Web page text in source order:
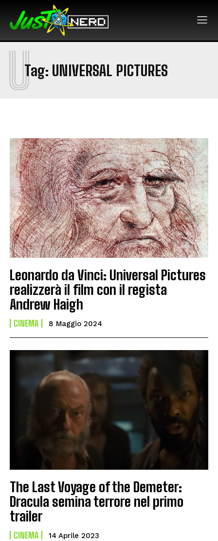
Tag: UNIVERSAL PICTURES
U
Leonardo da Vinci: Universal Pictures
realizzerà il film con il regista
Andrew Haigh
CINEMA 8 Maggio 2024
The Last Voyage of the Demeter:
Dracula semina terrore nel primo
trailer
CINEMA 14 Aprile 2023